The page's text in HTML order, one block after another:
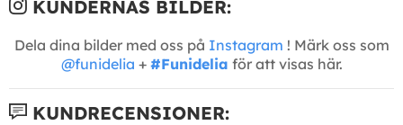
KUNDERNAS BILDER:
Dela dina bilder med oss på Instagram ! Märk oss som
@funidelia + #Funidelia för att visas här.
KUNDRECENSIONER: